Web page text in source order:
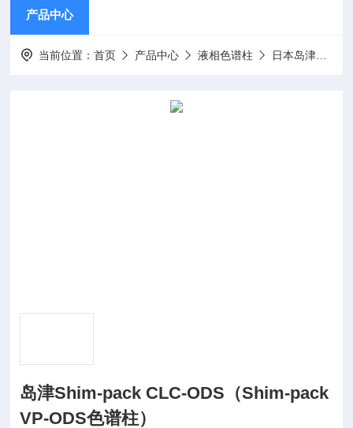
产品中心
当前位置：首页 产品中心 液相色谱柱 日本岛津Shimadzu/GL系列
岛津Shim-pack CLC-ODS（Shim-pack
VP-ODS色谱柱）